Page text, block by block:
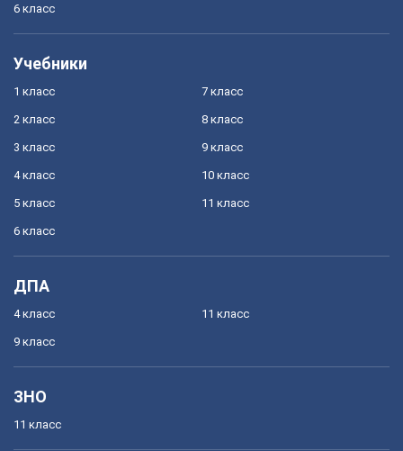
6 класс
Учебники
1 класс
2 класс
3 класс
4 класс
5 класс
6 класс
7 класс
8 класс
9 класс
10 класс
11 класс
ДПА
4 класс
9 класс
11 класс
ЗНО
11 класс